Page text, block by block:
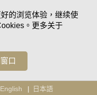
的浏览体验，继续使
。更多关于
口
English 日本語